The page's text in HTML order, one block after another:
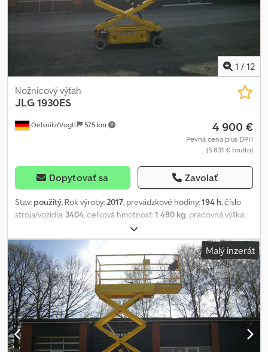
1 / 12
Oelsnitz/Vogtl. 575 km
Nožnicový výťah
JLG1930ES
4 900 €
Pevná cena plus DPH
(5 831 € brutto)
Dopytovať sa Zavolať
Stav: použitý, Rok výroby:2017, prevádzkové hodiny:194 h, číslo
stroja/vozidla: 3404, celková hmotnosť:1 490 kg, pracovná výška:
, typ motora: elektrický, výrobca: JLG Cjdpfx Aozb S
Stecfjha
Malý inzerát